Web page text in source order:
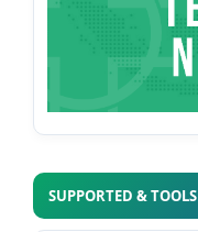
SUPPORTED & TOOLS